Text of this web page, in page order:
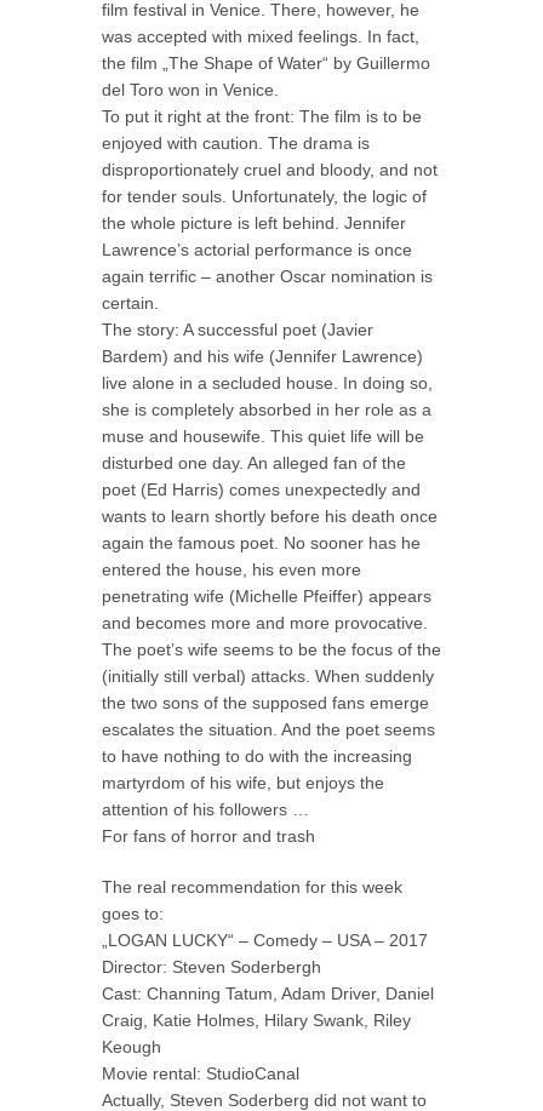
film festival in Venice. There, however, he
was accepted with mixed feelings. In fact,
the film „The Shape of Water“ by Guillermo
del Toro won in Venice.
To put it right at the front: The film is to be
enjoyed with caution. The drama is
disproportionately cruel and bloody, and not
for tender souls. Unfortunately, the logic of
the whole picture is left behind. Jennifer
Lawrence’s actorial performance is once
again terrific – another Oscar nomination is
certain.
The story: A successful poet (Javier
Bardem) and his wife (Jennifer Lawrence)
live alone in a secluded house. In doing so,
she is completely absorbed in her role as a
muse and housewife. This quiet life will be
disturbed one day. An alleged fan of the
poet (Ed Harris) comes unexpectedly and
wants to learn shortly before his death once
again the famous poet. No sooner has he
entered the house, his even more
penetrating wife (Michelle Pfeiffer) appears
and becomes more and more provocative.
The poet’s wife seems to be the focus of the
(initially still verbal) attacks. When suddenly
the two sons of the supposed fans emerge
escalates the situation. And the poet seems
to have nothing to do with the increasing
martyrdom of his wife, but enjoys the
attention of his followers …
For fans of horror and trash
The real recommendation for this week
goes to:
„LOGAN LUCKY“ – Comedy – USA – 2017
Director: Steven Soderbergh
Cast: Channing Tatum, Adam Driver, Daniel
Craig, Katie Holmes, Hilary Swank, Riley
Keough
Movie rental: StudioCanal
Actually, Steven Soderberg did not want to